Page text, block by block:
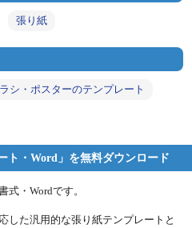
張り紙
シ・ポスターのテンプレート
ト・Word」を無料ダウンロード
式・Wordです。
した汎用的な張り紙テンプレートと